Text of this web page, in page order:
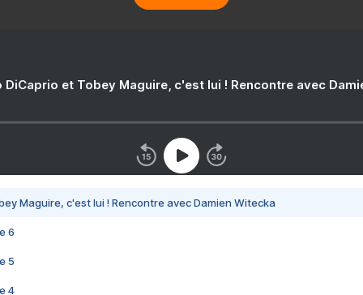
DiCaprio et Tobey Maguire, c'est lui ! Rencontre avec
Maguire, c'est lui ! Rencontre avec Damien Witecka
6
5
4